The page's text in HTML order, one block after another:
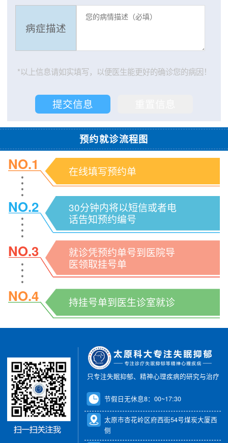
病症描述
*以上信息请如实填写，以便医生能更好的确诊您的病因！
预约就诊流程图
NO.1 在线填写预约单
NO.2
30分钟内将以短信或者电
话告知预约编号
NO.3
就诊凭预约单号到医院导
医领取挂号单
NO.4 持挂号单到医生诊室就诊
只专注失眠抑郁、精神心理疾病的研究与治疗
节假日无休息8：00~17:30
太原市杏花岭区府西街54号煤炭大厦西
侧